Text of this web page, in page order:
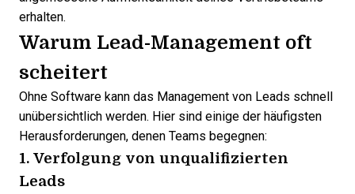
erhalten.
Warum Lead-Management oft
scheitert
Ohne Software kann das Management von Leads schnell
unübersichtlich werden. Hier sind einige der häufigsten
Herausforderungen, denen Teams begegnen:
1. Verfolgung von unqualifizierten
Leads